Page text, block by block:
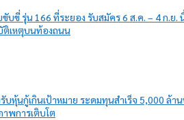
บขี่ รุ่น 166 ที่ระยอง รับสมัคร 6 ส.ค. – 4 ก.ย.
เหตุบนท้องถนน
บหุ้นกู้เกินเป้าหมาย ระดมทุนสำเร็จ 5,000 ล้า
พการเติบโต